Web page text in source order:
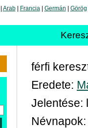
Arab| Francia| Germán Görög
férfi
Eredete:
Jelentése:
Névnapok: